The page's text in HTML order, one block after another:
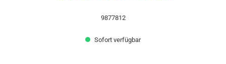
9877812
Sofort verfügbar